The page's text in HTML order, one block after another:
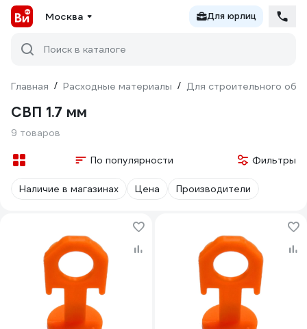
Москва Для юрлиц
Поиск в каталоге
Главная / Расходные материалы / Для строительного
СВП 1.7 мм
9 товаров
По популярности Фильтры
Наличие в магазинах Цена Производители